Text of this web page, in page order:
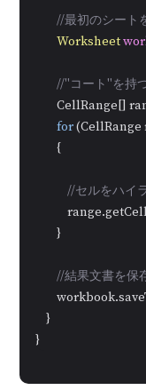
//最初のシート
Worksheet
//"コート"を持
CellRange[]
for (CellRange
        {
//セルをハイ
        }
//結果文書を保
    }
}